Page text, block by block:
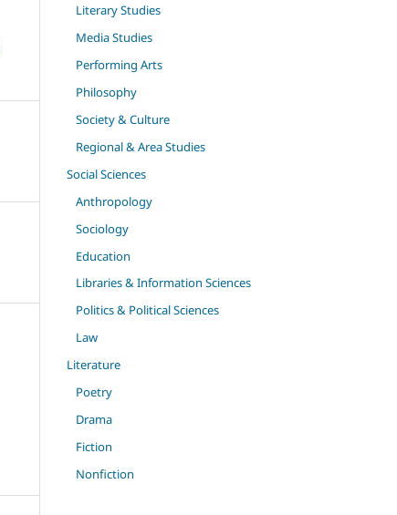
Literary Studies
Media Studies
Performing Arts
Philosophy
Society & Culture
Regional & Area Studies
Social Sciences
Anthropology
Sociology
Education
Libraries & Information Sciences
Politics & Political Sciences
Law
Literature
Poetry
Drama
Fiction
Nonfiction